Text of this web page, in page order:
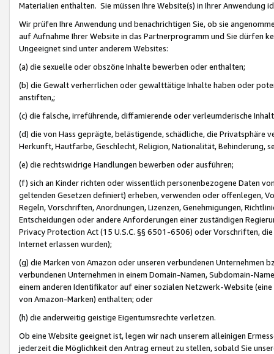
Materialien enthalten. Sie müssen Ihre Website(s) in Ihrer Anwendung
Wir prüfen Ihre Anwendung und benachrichtigen Sie, ob sie
auf Aufnahme Ihrer Website in das Partnerprogramm und Sie dürfen
Ungeeignet sind unter anderem Websites:
(a) die sexuelle oder obszöne Inhalte bewerben oder enthalten;
(b) die Gewalt verherrlichen oder gewalttätige Inhalte haben oder
anstiften,;
(c) die falsche, irreführende, diffamierende oder verleumderische
(d) die von Hass geprägte, belästigende, schädliche, die Privatsphäre
Herkunft, Hautfarbe, Geschlecht, Religion, Nationalität, Behinderung,
(e) die rechtswidrige Handlungen bewerben oder ausführen;
(f) sich an Kinder richten oder wissentlich personenbezogene Daten
geltenden Gesetzen definiert) erheben, verwenden oder offenlegen,
Regeln, Vorschriften, Anordnungen, Lizenzen, Genehmigungen,
Entscheidungen oder andere Anforderungen einer zuständigen
Privacy Protection Act (15 U.S.C. §§ 6501-6506) oder Vorschriften,
Internet erlassen wurden);
(g) die Marken von Amazon oder unseren verbundenen Unternehmen
verbundenen Unternehmen in einem Domain-Namen, Subdomain-
einem anderen Identifikator auf einer sozialen Netzwerk-Website
von Amazon-Marken) enthalten; oder
(h) die anderweitig geistige Eigentumsrechte verletzen.
Ob eine Website geeignet ist, legen wir nach unserem alleinigen
jederzeit die Möglichkeit den Antrag erneut zu stellen, sobald Sie